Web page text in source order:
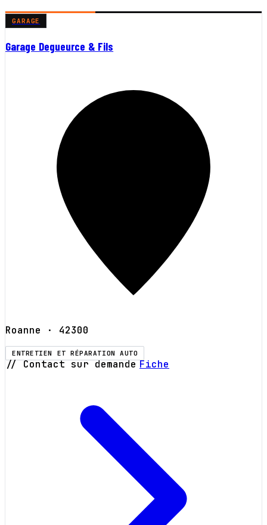
GARAGE
Garage Degueurce & Fils
Roanne · 42300
ENTRETIEN ET RÉPARATION AUTO
// Contact sur demande Fiche